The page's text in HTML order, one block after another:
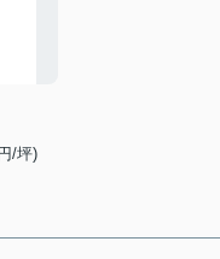
/坪)